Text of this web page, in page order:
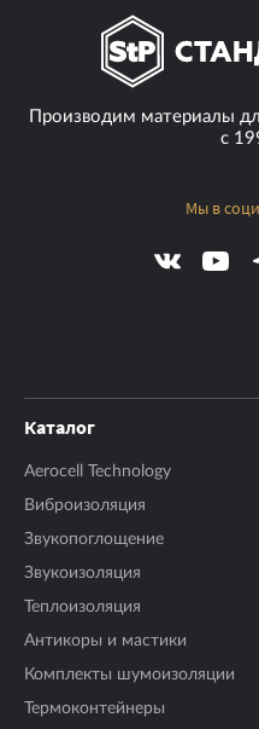
Количество листов в упаковке
Коэффициент
0,037-0,041 ед.
Каталог
Aerocell Technology
Виброизоляция
Звукопоглощение
Звукоизоляция
Теплоизоляция
Антикоры и мастики
Комплекты шумоизоляции
Термоконтейнеры
Производим материалы
с
Мы в